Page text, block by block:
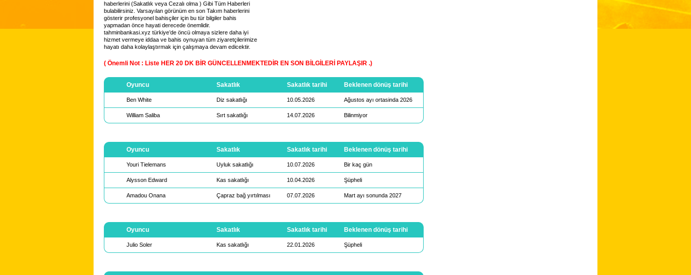
haberlerini (Sakatlık veya Cezalı olma ) Gibi Tüm Haberleri
bulabilirsiniz. Varsayılan görünüm en son Takım haberlerini
gösterir profesyonel bahisçiler için bu tür bilgiler bahis
yapmadan önce hayati derecede önemlidir.
tahminbankasi.xyz türkiye’de öncü olmaya sizlere daha iyi
hizmet vermeye iddaa ve bahis oynuyan tüm ziyaretçilerimize
hayatı daha kolaylaştırmak için çalışmaya devam edicektir.
( Önemli Not : Liste HER 20 DK BİR GÜNCELLENMEKTEDİR EN SON BİLGİLERİ PAYLAŞIR .)
Oyuncu Sakatlık Sakatlık tarihi Beklenen dönüş tarihi
Ben White Diz sakatlığı 10.05.2026 Ağustos ayı ortasinda 2026
William Saliba Sırt sakatlığı 14.07.2026 Bilinmiyor
Oyuncu Sakatlık Sakatlık tarihi Beklenen dönüş tarihi
Youri Tielemans Uyluk sakatlığı 10.07.2026 Bir kaç gün
Alysson Edward Kas sakatlığı 10.04.2026 Şüpheli
Amadou Onana Çapraz bağ yırtılması 07.07.2026 Mart ayı sonunda 2027
Oyuncu Sakatlık Sakatlık tarihi Beklenen dönüş tarihi
Julio Soler Kas sakatlığı 22.01.2026 Şüpheli